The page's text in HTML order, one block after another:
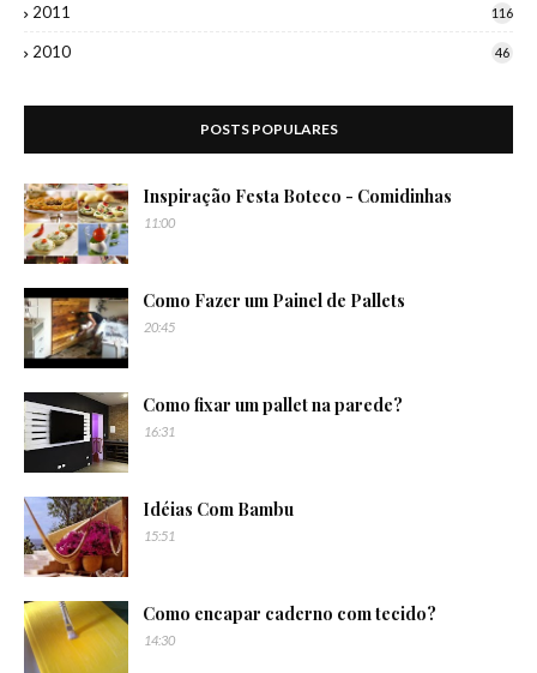
2011 116
2010 46
POSTS POPULARES
Inspiração Festa Boteco - Comidinhas
11:00
Como Fazer um Painel de Pallets
20:45
Como fixar um pallet na parede?
16:31
Idéias Com Bambu
15:51
Como encapar caderno com tecido?
14:30